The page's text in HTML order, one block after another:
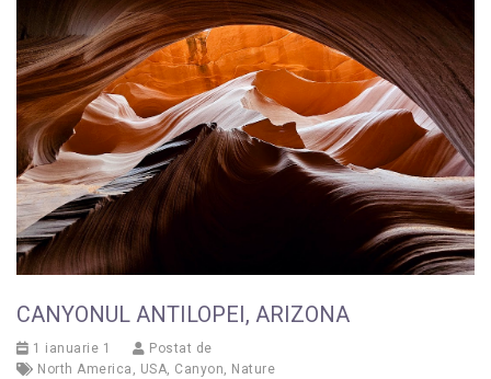
CANYONUL ANTILOPEI, ARIZONA
1 ianuarie 1
Postat de
North America , USA, Canyon, Nature